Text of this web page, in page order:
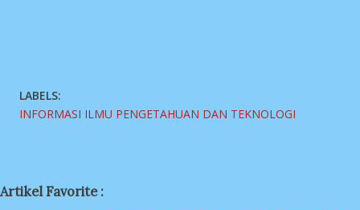
LABELS:
INFORMASI ILMU PENGETAHUAN DAN TEKNOLOGI
Artikel Favorite :